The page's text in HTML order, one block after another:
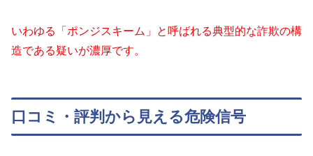
いわゆる「ポンジスキーム」と呼ばれる典型的な詐欺の構
造である疑いが濃厚です。
口コミ・評判から見える危険信号